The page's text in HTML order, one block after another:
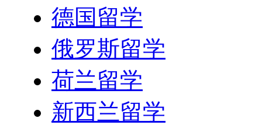
德国留学
俄罗斯留学
荷兰留学
新西兰留学